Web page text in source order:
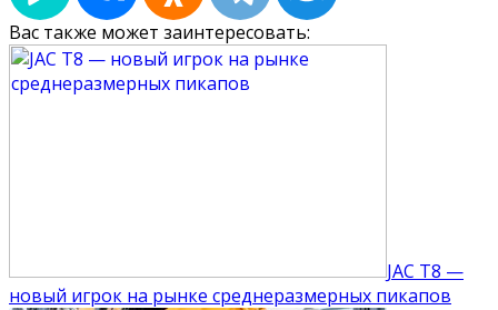
Вас также может заинтересовать:
JAC T8 —
новый игрок на рынке среднеразмерных пикапов